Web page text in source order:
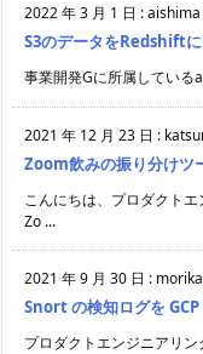
2022 年 3 月 1 日 :aishima
S3のデータをRedshiftに
事業開発Gに所属してい
2021 年 12 月 23 日 :
Zoom飲みの振り分けツ
こんにちは、プロダクト
Zo ...
2021 年 9 月 30 日 :
Snort の検知ログを
プロダクトエンジニアリ